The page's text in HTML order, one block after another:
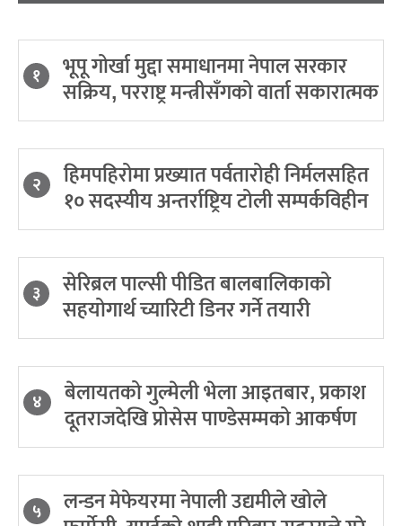
१ भूपू गोर्खा मुद्दा समाधानमा नेपाल सरकार
सक्रिय, परराष्ट्र मन्त्रीसँगको वार्ता सकारात्मक
२ हिमपहिरोमा प्रख्यात पर्वतारोही निर्मलसहित
१० सदस्यीय अन्तर्राष्ट्रिय टोली सम्पर्कविहीन
३ सेरिब्रल पाल्सी पीडित बालबालिकाको
सहयोगार्थ च्यारिटी डिनर गर्ने तयारी
४ बेलायतको गुल्मेली भेला आइतबार, प्रकाश
दूतराजदेखि प्रोसेस पाण्डेसम्मको आकर्षण
५ लन्डन मेफेयरमा नेपाली उद्यमीले खोले